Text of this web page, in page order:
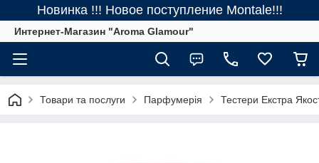
Новинка !!! Новое поступление Montale!!!
Интернет-Магазин "Aroma Glamour"
Товари та послуги Парфумерія Тестери Екстра